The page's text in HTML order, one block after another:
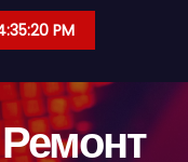
PM